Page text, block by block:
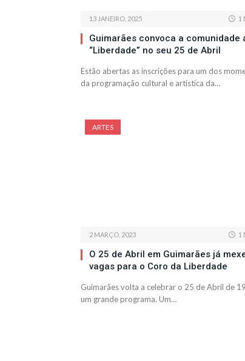
13 JANEIRO, 2025 1
Guimarães convoca a comunidade
“Liberdade” no seu 25 de Abril
Estão abertas as inscrições para um dos
da programação cultural e artística da…
ARTES
2 MARÇO, 2023 1
O 25 de Abril em Guimarães já
vagas para o Coro da Liberdade
Guimarães volta a celebrar o 25 de Abril de
um grande programa. Um…